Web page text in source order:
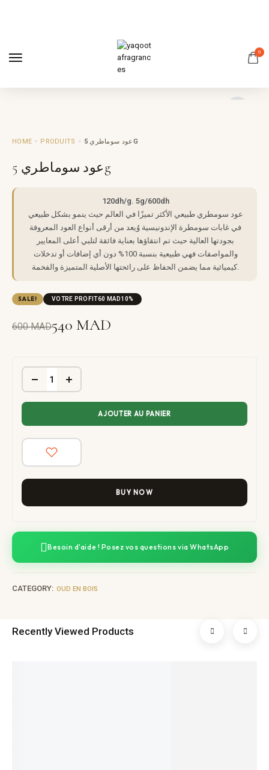
0
HOME PRODUITS عود سوماطري 5G
عود سوماطري 5g
120dh/g. 5g/600dh
عود سومطري طبيعي الأكثر تميزًا في العالم حيث ينمو بشكل طبيعي
في غابات سومطرة الإندونيسية وُيعد من أرقى أنواع العود المعروفة
بجودتها العالية حيث تم انتقاؤها بعناية فائقة لتلبي أعلى المعايير
والمواصفات فهي طبيعية بنسبة 100% دون أي إضافات أو تدخلات
كيميائية مما يضمن الحفاظ على رائحتها الأصلية المتميزة والفخمة.
SALE! VOTRE PROFIT60 MAD10%
600MAD540 MAD
AJOUTER AU PANIER
BUY NOW
Besoin d'aide ! Posez vos questions via WhatsApp
CATEGORY: OUD EN BOIS
Recently Viewed Products